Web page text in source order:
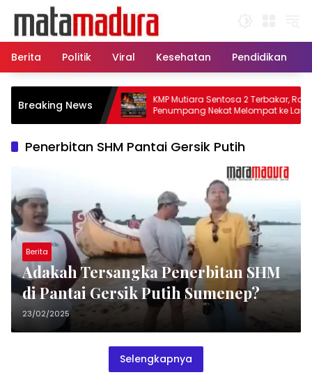
konten
Berita
Politik Viral Kesehatan Pendidikan
Breaking News
11 Kapal Sisir
Korban KMP
KMP Mutiara Sentosa 2 Terbakar, Ratusan
Penumpang Nekat Melompat ke Laut
Penerbitan SHM Pantai Gersik Putih
Berita
Adakah Tersangka Penerbitan SHM
di Pantai Gersik Putih Sumenep?
23/02/2025
Selengkapnya